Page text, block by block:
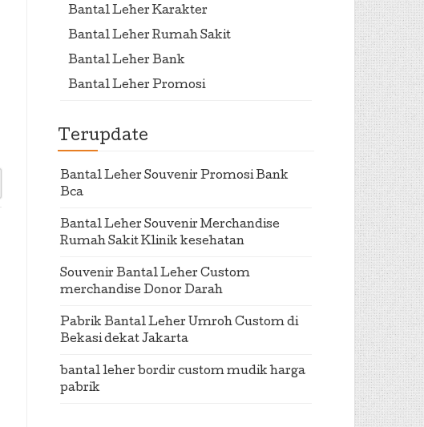
Bantal Leher Karakter
Bantal Leher Rumah Sakit
Bantal Leher Bank
Bantal Leher Promosi
Terupdate
Bantal Leher Souvenir Promosi Bank
Bca
Bantal Leher Souvenir Merchandise
Rumah Sakit Klinik kesehatan
Souvenir Bantal Leher Custom
merchandise Donor Darah
Pabrik Bantal Leher Umroh Custom di
Bekasi dekat Jakarta
bantal leher bordir custom mudik harga
pabrik